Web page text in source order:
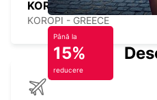
KOROPI STATION
KOROPI - GREECE
Până la
15%
reducere